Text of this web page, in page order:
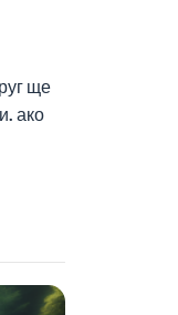
ще
ако